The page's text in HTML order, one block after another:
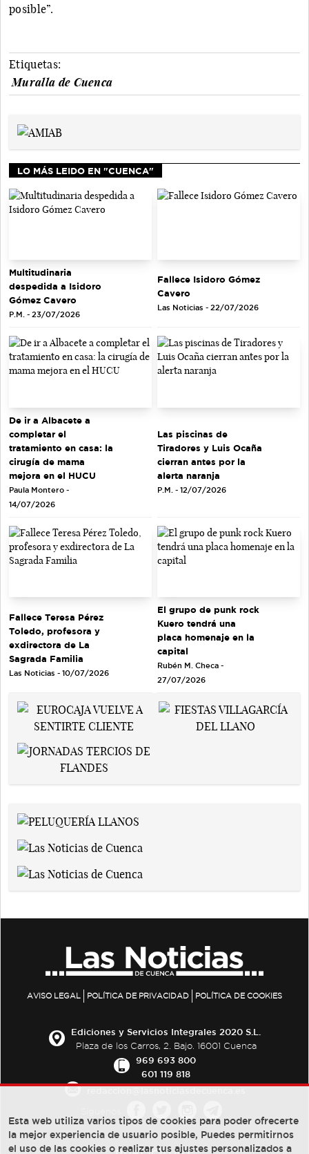
posible”.
Etiquetas:
Muralla de Cuenca
LO MÁS LEIDO EN "CUENCA"
Multitudinaria
despedida a Isidoro
Gómez Cavero
P.M. - 23/07/2026
Fallece Isidoro Gómez
Cavero
Las Noticias - 22/07/2026
De ir a Albacete a
completar el
tratamiento en casa: la
cirugía de mama
mejora en el HUCU
Paula Montero -
14/07/2026
Las piscinas de
Tiradores y Luis Ocaña
cierran antes por la
alerta naranja
P.M. - 12/07/2026
Fallece Teresa Pérez
Toledo, profesora y
exdirectora de La
Sagrada Familia
Las Noticias - 10/07/2026
El grupo de punk rock
Kuero tendrá una
placa homenaje en la
capital
Rubén M. Checa -
27/07/2026
AVISO LEGAL POLÍTICA DE PRIVACIDAD POLÍTICA DE COOKIES
Ediciones y Servicios Integrales 2020 S.L.
Plaza de los Carros, 2. Bajo. 16001 Cuenca
969 693 800
601 119 818
Esta web utiliza varios tipos de cookies para poder ofrecerte
la mejor experiencia de usuario posible, Puedes permitirnos
el uso de las cookies o realizar tus ajustes personalizados a